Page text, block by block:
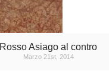
Rosso Asiago al contro
Marzo 21st, 2014